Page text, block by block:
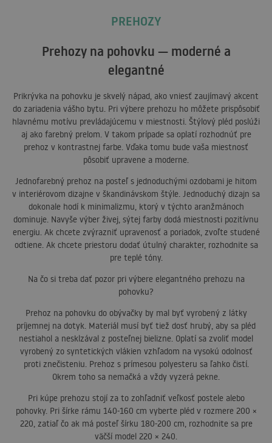
PREHOZY
Prehozy na pohovku — moderné a
elegantné
Prikrývka na pohovku je skvelý nápad, ako vniesť zaujímavý akcent
do zariadenia vášho bytu. Pri výbere prehozu ho môžete prispôsobiť
hlavnému motívu prevládajúcemu v miestnosti. Štýlový pléd poslúži
aj ako farebný prelom. V takom prípade sa oplatí rozhodnúť pre
prehoz v kontrastnej farbe. Vďaka tomu bude vaša miestnosť
pôsobiť upravene a moderne.
Jednofarebný prehoz na posteľ s jednoduchými ozdobami je hitom
v interiérovom dizajne v škandinávskom štýle. Jednoduchý dizajn sa
dokonale hodí k minimalizmu, ktorý v týchto aranžmánoch
dominuje. Navyše výber živej, sýtej farby dodá miestnosti pozitívnu
energiu. Ak chcete zvýrazniť upravenosť a poriadok, zvoľte studené
odtiene. Ak chcete priestoru dodať útulný charakter, rozhodnite sa
pre teplé tóny.
Na čo si treba dať pozor pri výbere elegantného prehozu na
pohovku?
Prehoz na pohovku do obývačky by mal byť vyrobený z látky
príjemnej na dotyk. Materiál musí byť tiež dosť hrubý, aby sa pléd
nestiahol a nesklzával z posteľnej bielizne. Oplatí sa zvoliť model
vyrobený zo syntetických vlákien vzhľadom na vysokú odolnosť
proti znečisteniu. Prehoz s prímesou polyesteru sa ľahko čistí.
Okrem toho sa nemačká a vždy vyzerá pekne.
Pri kúpe prehozu stojí za to zohľadniť veľkosť postele alebo
pohovky. Pri šírke rámu 140-160 cm vyberte pléd v rozmere 200 ×
220, zatiaľ čo ak má posteľ šírku 180-200 cm, rozhodnite sa pre
väčší model 220 × 240.